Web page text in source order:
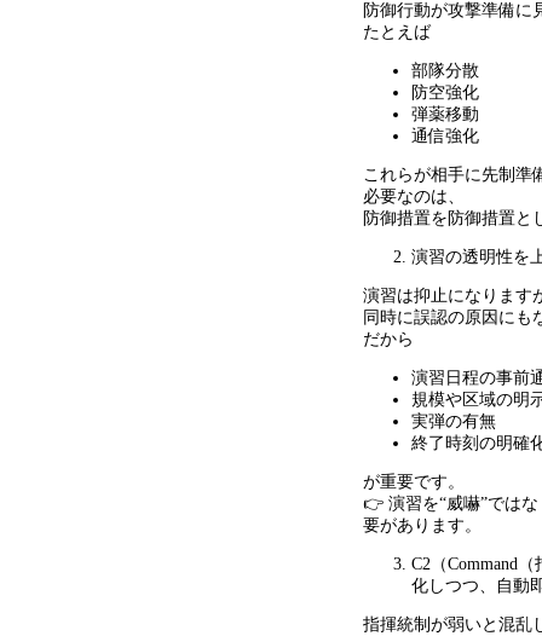
防御行動が攻撃準備に
たとえば
部隊分散
防空強化
弾薬移動
通信強化
これらが相手に先制準
必要なのは、
防御措置を防御措置と
演習の透明性を
演習は抑止になります
同時に誤認の原因にも
だから
演習日程の事前
規模や区域の明
実弾の有無
終了時刻の明確
が重要です。
👉 演習を“威嚇”ではな
要があります。
C2（Command
化しつつ、自動
指揮統制が弱いと混乱